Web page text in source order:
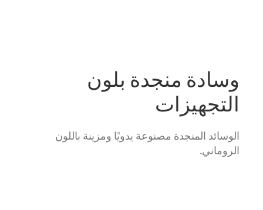
وسادة منجدة بلون
التجهيزات
الوسائد المنجدة مصنوعة يدويًا ومزينة باللون
الروماني.